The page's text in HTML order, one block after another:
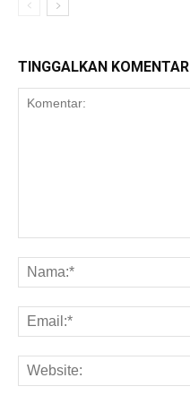
TINGGALKAN KOMENTAR